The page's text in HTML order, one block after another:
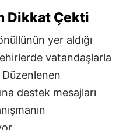
Dikkat Çekti
yer aldığı
vatandaşlarla
destek mesajları